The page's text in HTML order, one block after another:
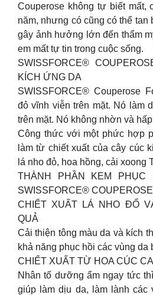
Couperose không tự biết mất,
năm, nhưng có cũng có thể tan
gây ảnh hưởng lớn đến thẩm
em mất tự tin trong cuộc sống.
SWISSFORCE®
KÍCH ỨNG DA
SWISSFORCE® Couperose
đỏ vĩnh viễn trên mặt. Nó làm
trên mặt. Nó không nhờn và
Công thức với một phức hợp
làm từ chiết xuất của cây cúc
lá nho đỏ, hoa hồng, cải xoong
THÀNH PHẦN KEM
SWISSFORCE®
CHIẾT XUẤT LÁ NHO ĐỔ
QUẢ
Cải thiện tông màu da và kích
khả năng phục hồi các vùng da
CHIẾT XUẤT TỪ HOA CÚC
Nhân tố dưỡng ẩm ngay tức
giúp làm dịu da, làm lành các